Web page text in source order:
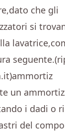
che gli
si
un
i dadi o
del